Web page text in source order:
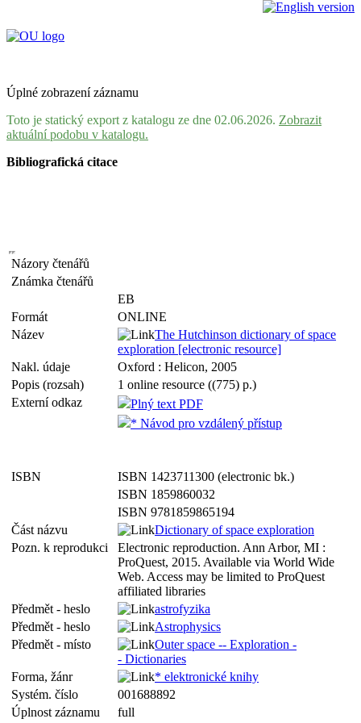
Úplné zobrazení záznamu
Toto je statický export z katalogu ze dne 02.06.2026. Zobrazit
aktuální podobu v katalogu.
Bibliografická citace
Názory čtenářů
Známka čtenářů
EB
Formát
ONLINE
Název
The Hutchinson dictionary of space
exploration [electronic resource]
Nakl. údaje
Oxford : Helicon, 2005
Popis (rozsah)
1 online resource ((775) p.)
Externí odkaz
Plný text PDF
* Návod pro vzdálený přístup
ISBN
ISBN 1423711300 (electronic bk.)
ISBN 1859860032
ISBN 9781859865194
Část názvu
Dictionary of space exploration
Pozn. k reprodukci
Electronic reproduction. Ann Arbor, MI :
ProQuest, 2015. Available via World Wide
Web. Access may be limited to ProQuest
affiliated libraries
Předmět - heslo
astrofyzika
Předmět - heslo
Astrophysics
Předmět - místo
Outer space -- Exploration -
- Dictionaries
Forma, žánr
* elektronické knihy
Systém. číslo
001688892
Úplnost záznamu
full